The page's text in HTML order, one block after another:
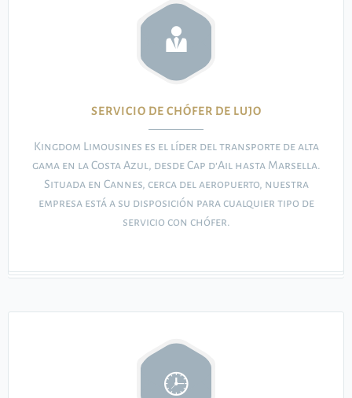
SERVICIO DE CHÓFER DE LUJO
Kingdom Limousines es el líder del transporte de alta
gama en la Costa Azul, desde Cap d’Ail hasta Marsella.
Situada en Cannes, cerca del aeropuerto, nuestra
empresa está a su disposición para cualquier tipo de
servicio con chófer.